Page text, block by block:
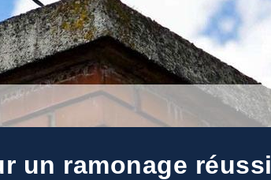
un ramonage réussi